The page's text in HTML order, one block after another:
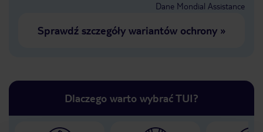
Dane Mondial Assistance
Sprawdź szczegóły wariantów ochrony»
Dlaczego warto wybrać TUI?